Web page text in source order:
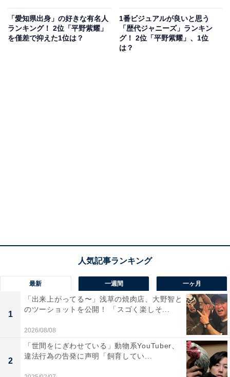
「愛知県出身」の好きな有名人
ランキング！ 2位「平野紫耀」
を僅差で抑えた1位は？
1番ビジュアルが良いと思う
「歴代ジャニーズ」ランキン
グ！ 2位「平野紫耀」、1位
は？
最新 一週間 一ヶ月
1
「出来上がってる〜」浅草の焼肉店、大野智と
のツーショットを公開！ 「スゴく楽しそ...
2026/08/08
2
「世間をにぎわせている」動物系YouTuber、
違法行為の告発に声明「飼育してい...